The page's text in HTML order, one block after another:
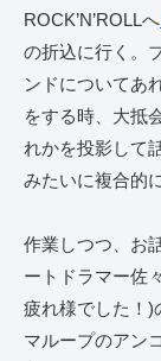
ROCK’N’ROLLへ
の折込に行く。
ンドについてあ
をする時、大抵
れかを投影して
みたいに複合的
作業しつつ、お
ートドラマー佐
疲れ様でした！)
マループのアン